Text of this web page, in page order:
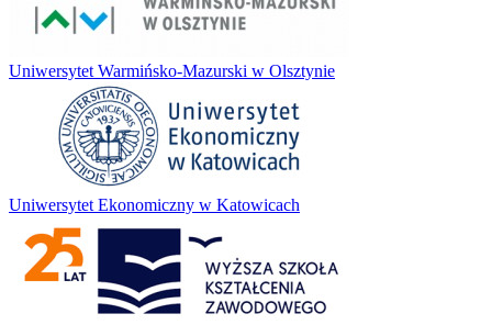
Uniwersytet Warmińsko-Mazurski w Olsztynie
Uniwersytet Ekonomiczny w Katowicach